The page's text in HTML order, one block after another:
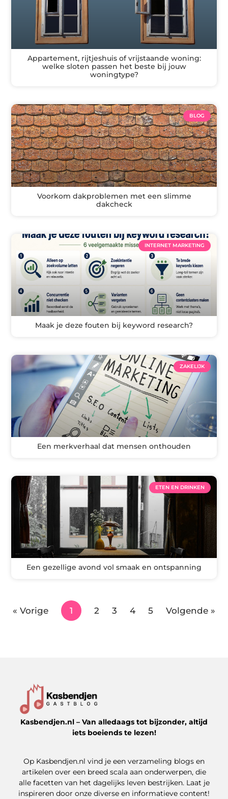
Appartement, rijtjeshuis of vrijstaande woning:
welke sloten passen het beste bij jouw
woningtype?
BLOG
Voorkom dakproblemen met een slimme
dakcheck
INTERNET MARKETING
Maak je deze fouten bij keyword research?
ZAKELIJK
Een merkverhaal dat mensen onthouden
ETEN EN DRINKEN
Een gezellige avond vol smaak en ontspanning
« Vorige 1 2 3 4 5 Volgende »
Kasbendjen.nl – Van alledaags tot bijzonder, altijd
iets boeiends te lezen!
Op Kasbendjen.nl vind je een verzameling blogs en
artikelen over een breed scala aan onderwerpen, die
alle facetten van het dagelijks leven bestrijken. Laat je
inspireren door onze diverse en informatieve content!